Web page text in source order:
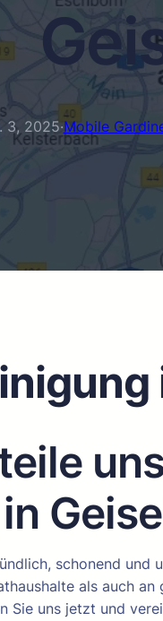
3, 2025·Mobile
schonend
als auch
uns jetzt und